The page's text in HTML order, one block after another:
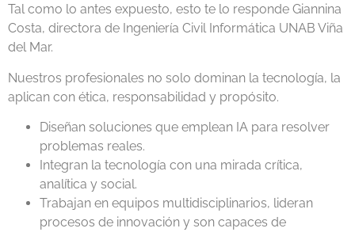
Tal como lo antes expuesto, esto te lo responde Giannina
Costa, directora de Ingeniería Civil Informática UNAB Viña
del Mar.
Nuestros profesionales no solo dominan la tecnología, la
aplican con ética, responsabilidad y propósito.
Diseñan soluciones que emplean IA para resolver
problemas reales.
Integran la tecnología con una mirada crítica,
analítica y social.
Trabajan en equipos multidisciplinarios, lideran
procesos de innovación y son capaces de